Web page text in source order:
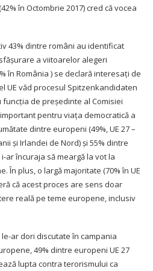
în Octombrie 2017) cred că vocea
43% dintre români au identificat
a viitoarelor alegeri
în România ) se declară interesaţi de
UE văd procesul Spitzenkandidaten
de preşedinte al Comisiei
pentru viaţa democratică a
dintre europeni (49%, UE 27 –
şi Irlandei de Nord) şi 55% dintre
ar încuraja să meargă la vot la
În plus, o largă majoritate (70% în UE
că acest proces are sens doar
reală pe teme europene, inclusiv
ar dori discutate în campania
49% dintre europeni UE 27
lupta contra terorismului ca